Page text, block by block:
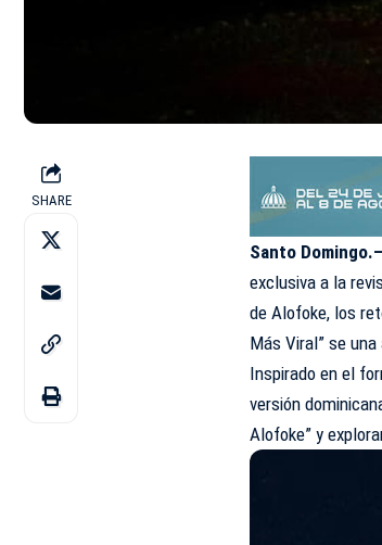
SHARE
Santo Domingo.–
exclusiva a la
de Alofoke, los
Más Viral” se
Inspirado en el
versión
Alofoke” y